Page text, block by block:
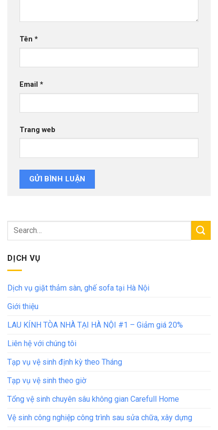
Tên *
Email *
Trang web
DỊCH VỤ
Dịch vụ giặt thảm sàn, ghế sofa tại Hà Nội
Giới thiệu
LAU KÍNH TÒA NHÀ TẠI HÀ NỘI #1 – Giảm giá 20%
Liên hệ với chúng tôi
Tạp vụ vệ sinh định kỳ theo Tháng
Tạp vụ vệ sinh theo giờ
Tổng vệ sinh chuyên sâu không gian Carefull Home
Vệ sinh công nghiệp công trình sau sửa chữa, xây dựng